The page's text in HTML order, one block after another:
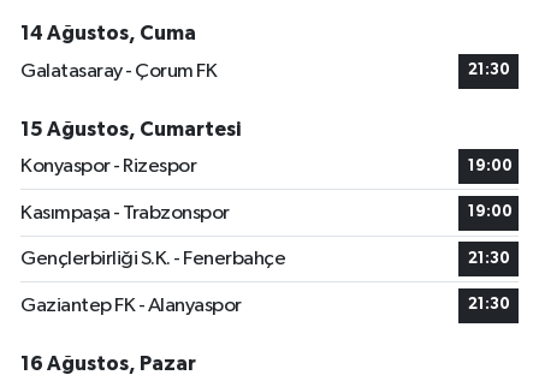
14 Ağustos, Cuma
Galatasaray - Çorum FK
21:30
15 Ağustos, Cumartesi
Konyaspor - Rizespor
19:00
Kasımpaşa - Trabzonspor 19:00
Gençlerbirliği S.K. - Fenerbahçe 21:30
Gaziantep FK - Alanyaspor 21:30
16 Ağustos, Pazar